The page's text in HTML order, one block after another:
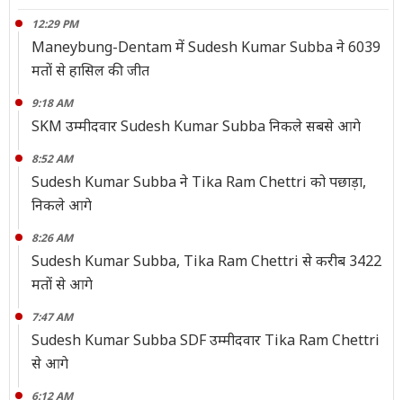
12:29 PM
Maneybung-Dentam में Sudesh Kumar Subba ने 6039
मतों से हासिल की जीत
9:18 AM
SKM उम्मीदवार Sudesh Kumar Subba निकले सबसे आगे
8:52 AM
Sudesh Kumar Subba ने Tika Ram Chettri को पछाड़ा,
निकले आगे
8:26 AM
Sudesh Kumar Subba, Tika Ram Chettri से करीब 3422
मतों से आगे
7:47 AM
Sudesh Kumar Subba SDF उम्मीदवार Tika Ram Chettri
से आगे
6:12 AM